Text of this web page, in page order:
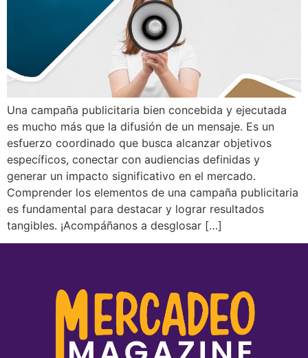
Una campaña publicitaria bien concebida y ejecutada
es mucho más que la difusión de un mensaje. Es un
esfuerzo coordinado que busca alcanzar objetivos
específicos, conectar con audiencias definidas y
generar un impacto significativo en el mercado.
Comprender los elementos de una campaña publicitaria
es fundamental para destacar y lograr resultados
tangibles. ¡Acompáñanos a desglosar […]